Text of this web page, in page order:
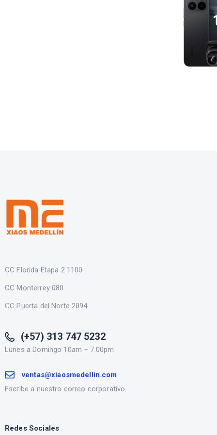
CC Florida Etapa 2 1100
CC Monterrey 080
CC Puerta del Norte 2094
(+57) 313 747 5232
Lunes a Domingo 10am – 7.00pm
ventas@xiaosmedellin.com
Escribe a nuestro correo corporativo.
Redes Sociales